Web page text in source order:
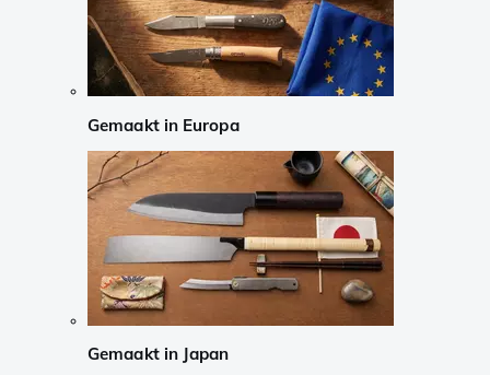
Gemaakt in Europa
Gemaakt in Japan